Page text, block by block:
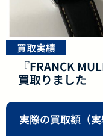
買取実績
『FRANCK
買取りました
実際の買取額（実